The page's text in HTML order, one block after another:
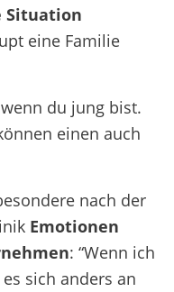
Situation
eine Familie
du jung bist.
einen auch
nach der
Emotionen
: “Wenn ich
sich anders an